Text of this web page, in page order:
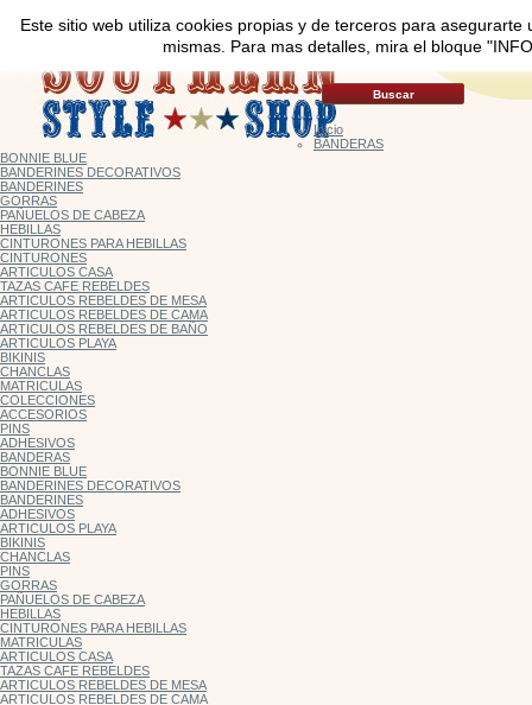
Inicio
BANDERAS
BONNIE BLUE
BANDERINES DECORATIVOS
BANDERINES
GORRAS
PAÑUELOS DE CABEZA
HEBILLAS
CINTURONES PARA HEBILLAS
CINTURONES
ARTICULOS CASA
TAZAS CAFE REBELDES
ARTICULOS REBELDES DE MESA
ARTICULOS REBELDES DE CAMA
ARTICULOS REBELDES DE BAÑO
ARTICULOS PLAYA
BIKINIS
CHANCLAS
MATRICULAS
COLECCIONES
ACCESORIOS
PINS
ADHESIVOS
BANDERAS
BONNIE BLUE
BANDERINES DECORATIVOS
BANDERINES
ADHESIVOS
ARTICULOS PLAYA
BIKINIS
CHANCLAS
PINS
GORRAS
PAÑUELOS DE CABEZA
HEBILLAS
CINTURONES PARA HEBILLAS
MATRICULAS
ARTICULOS CASA
TAZAS CAFE REBELDES
ARTICULOS REBELDES DE MESA
ARTICULOS REBELDES DE CAMA
Este sitio web utiliza cookies propias y de terceros para
mismas. Para mas detalles, mira el bloque